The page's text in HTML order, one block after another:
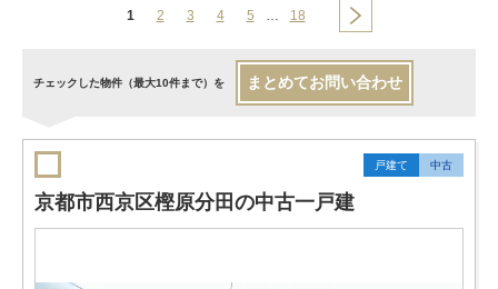
1 2 3 4 5 … 18
チェックした物件（最大10件まで）を まとめてお問い合わせ
戸建て 中古
京都市西京区樫原分田の中古一戸建